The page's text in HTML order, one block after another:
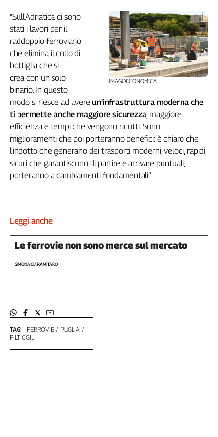
TAG: FERROVIE
PUGLIA
FILT CGIL
IMAGOECONOMICA
"Sull'Adriatica ci sono
stati i lavori per il
raddoppio ferroviario
che elimina il collo di
bottiglia che si
crea con un solo
binario. In questo
modo si riesce ad avere un'infrastruttura moderna che
ti permette anche maggiore sicurezza, maggiore
efficienza e tempi che vengono ridotti. Sono
miglioramenti che poi porteranno benefici: è chiaro che
l'indotto che generano dei trasporti moderni, veloci, rapidi,
sicuri che garantiscono di partire e arrivare puntuali,
porteranno a cambiamenti fondamentali”.
Leggi anche
Le ferrovie non sono merce sul mercato
SIMONA CIARAMITARO